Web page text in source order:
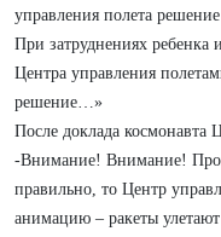
управления полета решение
При затруднениях ребенка
Центра управления
решение…»
После доклада космонавта
-Внимание! Внимание!
правильно, то Центр
анимацию – ракеты